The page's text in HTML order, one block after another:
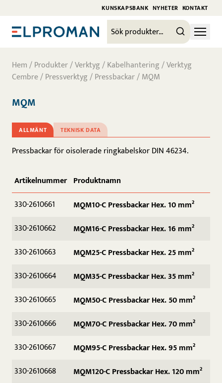
KUNSKAPSBANK NYHETER KONTAKT
Hem/Produkter/Verktyg / Kabelhantering/Verktyg
Cembre/Pressverktyg/Pressbackar/ MQM
MQM
ALLMÄNT TEKNISK DATA
Pressbackar för oisolerade ringkabelskor DIN 46234.
Artikelnummer Produktnamn
330-2610661
MQM10-C Pressbackar Hex. 10 mm²
330-2610662
MQM16-C Pressbackar Hex. 16 mm²
330-2610663
MQM25-C Pressbackar Hex. 25 mm²
330-2610664
MQM35-C Pressbackar Hex. 35 mm²
330-2610665
MQM50-C Pressbackar Hex. 50 mm²
330-2610666
MQM70-C Pressbackar Hex. 70 mm²
330-2610667
MQM95-C Pressbackar Hex. 95 mm²
330-2610668
MQM120-C Pressbackar Hex. 120 mm²